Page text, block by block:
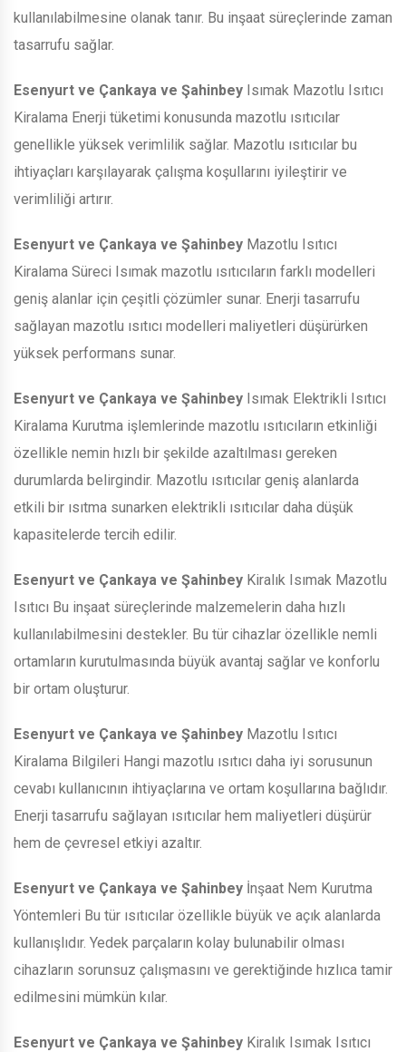
kullanılabilmesine olanak tanır. Bu inşaat süreçlerinde zaman
tasarrufu sağlar.
Esenyurt ve Çankaya ve Şahinbey Isımak Mazotlu Isıtıcı
Kiralama Enerji tüketimi konusunda mazotlu ısıtıcılar
genellikle yüksek verimlilik sağlar. Mazotlu ısıtıcılar bu
ihtiyaçları karşılayarak çalışma koşullarını iyileştirir ve
verimliliği artırır.
Esenyurt ve Çankaya ve Şahinbey Mazotlu Isıtıcı
Kiralama Süreci Isımak mazotlu ısıtıcıların farklı modelleri
geniş alanlar için çeşitli çözümler sunar. Enerji tasarrufu
sağlayan mazotlu ısıtıcı modelleri maliyetleri düşürürken
yüksek performans sunar.
Esenyurt ve Çankaya ve Şahinbey Isımak Elektrikli Isıtıcı
Kiralama Kurutma işlemlerinde mazotlu ısıtıcıların etkinliği
özellikle nemin hızlı bir şekilde azaltılması gereken
durumlarda belirgindir. Mazotlu ısıtıcılar geniş alanlarda
etkili bir ısıtma sunarken elektrikli ısıtıcılar daha düşük
kapasitelerde tercih edilir.
Esenyurt ve Çankaya ve Şahinbey Kiralık Isımak Mazotlu
Isıtıcı Bu inşaat süreçlerinde malzemelerin daha hızlı
kullanılabilmesini destekler. Bu tür cihazlar özellikle nemli
ortamların kurutulmasında büyük avantaj sağlar ve konforlu
bir ortam oluşturur.
Esenyurt ve Çankaya ve Şahinbey Mazotlu Isıtıcı
Kiralama Bilgileri Hangi mazotlu ısıtıcı daha iyi sorusunun
cevabı kullanıcının ihtiyaçlarına ve ortam koşullarına bağlıdır.
Enerji tasarrufu sağlayan ısıtıcılar hem maliyetleri düşürür
hem de çevresel etkiyi azaltır.
Esenyurt ve Çankaya ve Şahinbey İnşaat Nem Kurutma
Yöntemleri Bu tür ısıtıcılar özellikle büyük ve açık alanlarda
kullanışlıdır. Yedek parçaların kolay bulunabilir olması
cihazların sorunsuz çalışmasını ve gerektiğinde hızlıca tamir
edilmesini mümkün kılar.
Esenyurt ve Çankaya ve Şahinbey Kiralık Isımak Isıtıcı